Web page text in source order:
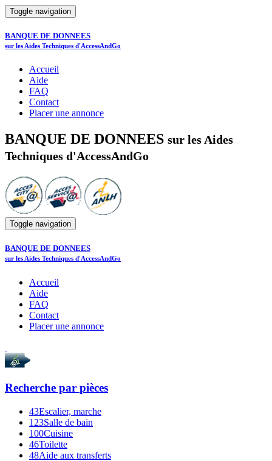
Toggle navigation
BANQUE DE DONNEES
sur les Aides Techniques d'AccessAndGo
Accueil
Aide
FAQ
Contact
Placer une annonce
BANQUE DE DONNEES sur les Aides
Techniques d'AccessAndGo
Toggle navigation
BANQUE DE DONNEES
sur les Aides Techniques d'AccessAndGo
Accueil
Aide
FAQ
Contact
Placer une annonce
Recherche par pièces
43Escalier, marche
123Salle de bain
100Cuisine
46Toilette
48Aide aux transferts